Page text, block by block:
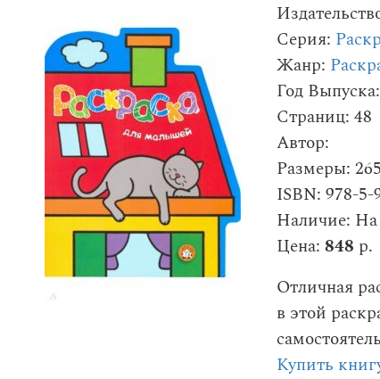
Серия:
Жанр:
Год
Страниц: 48
Автор:
Размеры:
ISBN: 978-5-
Наличие: На
Цена: 848 р.
Отличная
в этой
Купить